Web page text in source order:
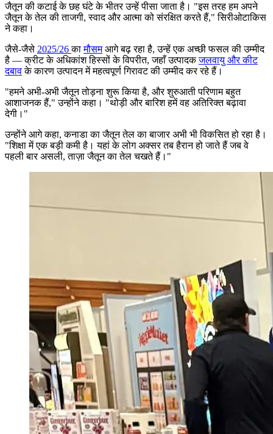
जैतून की कटाई के छह घंटे के भीतर उन्हें पीसा जाता है। "इस तरह हम अपने
जैतून के तेल की ताजगी, स्वाद और आत्मा को संरक्षित करते हैं," सिरीओटाकिस
ने कहा।
जैसे-जैसे 2025/26कामौसमआगे बढ़ रहा है, उन्हें एक अच्छी फसल की उम्मीद
है — क्रीट के अधिकांश हिस्सों के विपरीत, जहाँ उत्पादकजलवायु और कीट
दबावके कारण उत्पादन में महत्वपूर्ण गिरावट की उम्मीद कर रहे हैं।
"हमने अभी-अभी जैतून तोड़ना शुरू किया है, और शुरुआती परिणाम बहुत
आशाजनक हैं," उन्होंने कहा। "थोड़ी और बारिश हमें वह अतिरिक्त बढ़ावा
देगी।"
उन्होंने आगे कहा, कनाडा का जैतून तेल का बाजार अभी भी विकसित हो रहा है।
"शिक्षा में एक बड़ी कमी है। यहां के लोग अक्सर तब हैरान हो जाते हैं जब वे
पहली बार असली, ताज़ा जैतून का तेल चखते हैं।"